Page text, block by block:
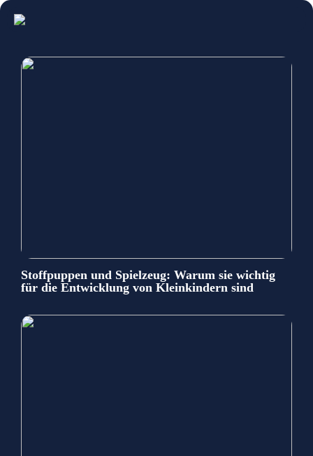
Stoffpuppen und Spielzeug: Warum sie wichtig
für die Entwicklung von Kleinkindern sind